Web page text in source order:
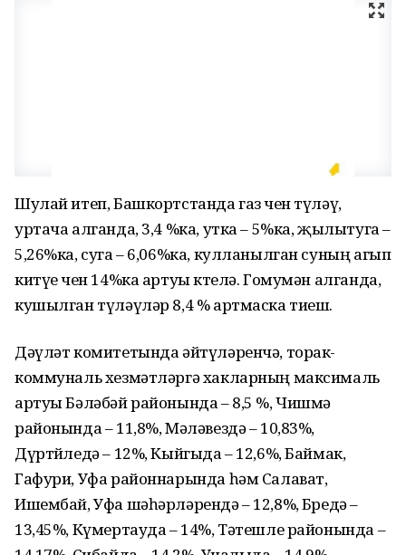
Шулай итеп, Башкортстанда газ өчен түләү,
уртача алганда, 3,4 %ка, утка – 5%ка, җылытуга –
5,26%ка, суга – 6,06%ка, кулланылган суның агып
китүе өчен 14%ка артуы көтелә. Гомумән алганда,
кушылган түләүләр 8,4 % артмаска тиеш.
Дәүләт комитетында әйтүләренчә, торак-
коммуналь хезмәтләргә хакларның максималь
артуы Бәләбәй районында – 8,5 %, Чишмә
районында – 11,8%, Мәләвездә – 10,83%,
Дүртөйледә – 12%, Кыйгыда – 12,6%, Баймак,
Гафури, Уфа районнарында һәм Салават,
Ишембай, Уфа шәһәрләрендә – 12,8%, Бөредә –
13,45%, Күмертауда – 14%, Тәтешле районында –